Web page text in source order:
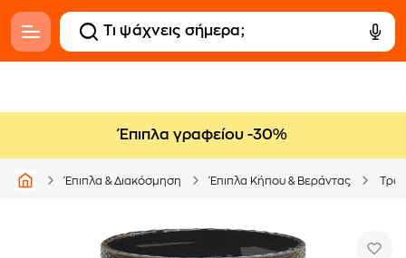
Έπιπλα γραφείου -30%
Έπιπλα & Διακόσμηση Έπιπλα Κήπου & Βεράντας